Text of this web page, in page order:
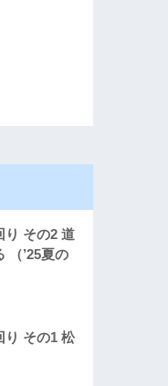
その2 道
（’25夏の
その1 松